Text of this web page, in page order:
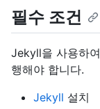
필수 조건
Jekyll을 사용하
행해야 합니다.
Jekyll 설치